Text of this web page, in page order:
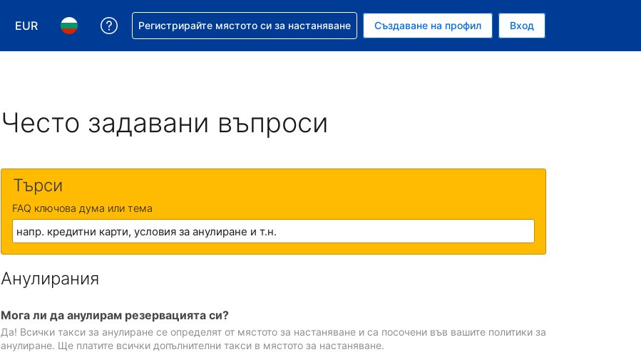
EUR
Избор на валута. Избрана валута - Евро
Избор на език. Избран език - Български
Помощ с резервацията ви
Регистрирайте мястото си за настаняване Създаване на профил Вход
Често задавани въпроси
Търси
FAQ ключова дума или тема
Анулирания
Мога ли да анулирам резервацията си?
Да! Всички такси за анулиране се определят от мястото за настаняване и са посочени във вашите политики за
анулиране. Ще платите всички допълнителни такси в мястото за настаняване.